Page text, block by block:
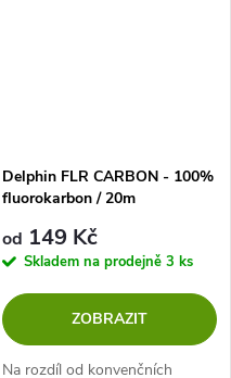
Delphin FLR CARBON - 100%
fluorokarbon / 20m
od 149 Kč
Skladem na prodejně 3 ks
ZOBRAZIT
Na rozdíl od konvenčních